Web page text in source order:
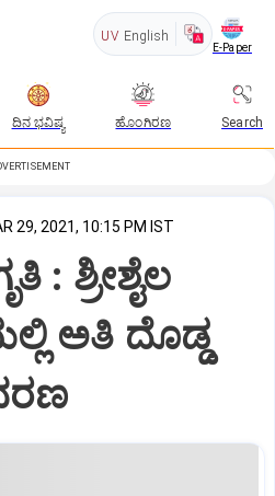
UV English
E-Paper
ದಿನ ಭವಿಷ್ಯ ಹೊಂಗಿರಣ Search
29, 2021, 10:15 PM IST
: ಶ್ರೀಶೈಲ
ಅತಿ ದೊಡ್ಡ